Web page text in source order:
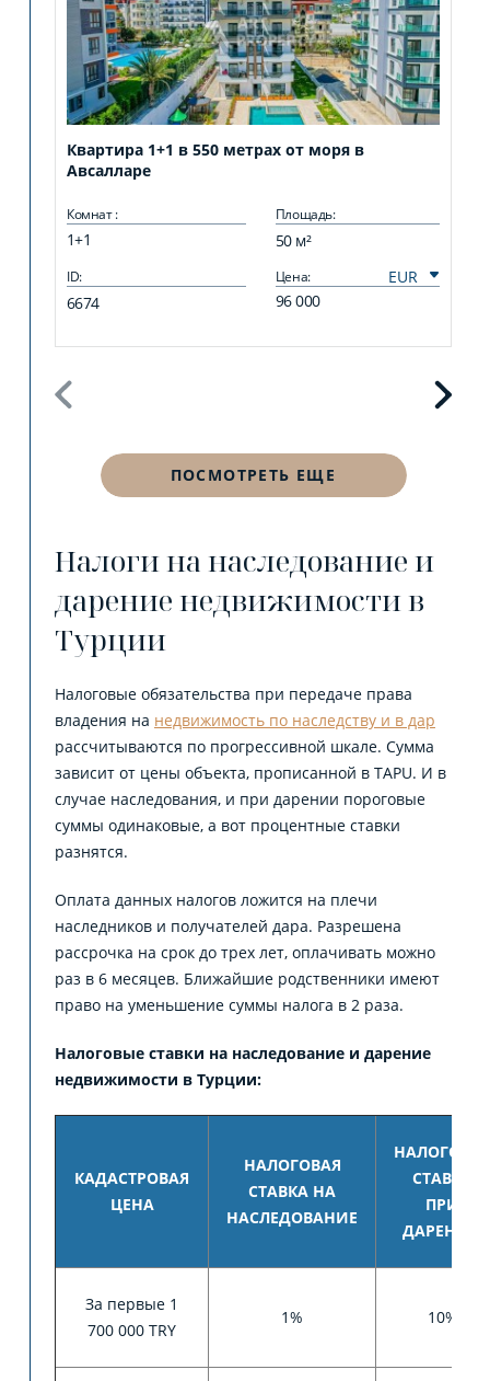
Квартира 1+1 в 550 метрах от моря в
Авсалларе
Комнат :
1+1
Площадь:
50 м²
ID:
6674
Цена:
96 000
ПОСМОТРЕТЬ ЕЩЕ
Налоги на наследование и
дарение недвижимости в
Турции
Налоговые обязательства при передаче права
владения на недвижимость по наследству и в дар
рассчитываются по прогрессивной шкале. Сумма
зависит от цены объекта, прописанной в TAPU. И в
случае наследования, и при дарении пороговые
суммы одинаковые, а вот процентные ставки
разнятся.
Оплата данных налогов ложится на плечи
наследников и получателей дара. Разрешена
рассрочка на срок до трех лет, оплачивать можно
раз в 6 месяцев. Ближайшие родственники имеют
право на уменьшение суммы налога в 2 раза.
Налоговые ставки на наследование и дарение
недвижимости в Турции:
КАДАСТРОВАЯ
ЦЕНА
НАЛОГОВАЯ
СТАВКА НА
НАСЛЕДОВАНИЕ
НАЛОГОВАЯ
СТАВКА
ПРИ
ДАРЕНИИ
За первые 1
700 000 TRY
1% 10%